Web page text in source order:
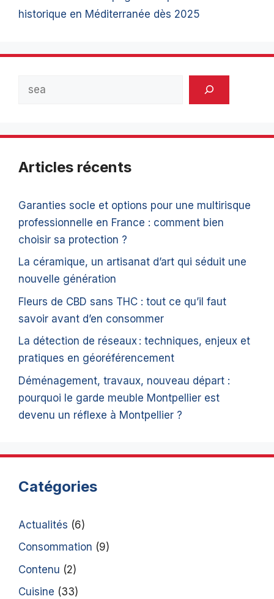
historique en Méditerranée dès 2025
Articles récents
Garanties socle et options pour une multirisque
professionnelle en France : comment bien
choisir sa protection ?
La céramique, un artisanat d’art qui séduit une
nouvelle génération
Fleurs de CBD sans THC : tout ce qu’il faut
savoir avant d’en consommer
La détection de réseaux : techniques, enjeux et
pratiques en géoréférencement
Déménagement, travaux, nouveau départ :
pourquoi le garde meuble Montpellier est
devenu un réflexe à Montpellier ?
Catégories
Actualités (6)
Consommation (9)
Contenu (2)
Cuisine (33)